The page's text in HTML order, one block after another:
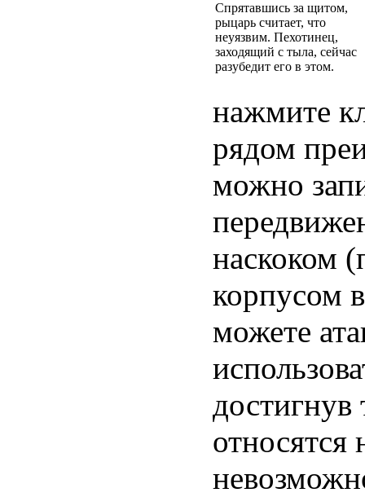
Спрятавшись за щитом,
рыцарь считает, что
неуязвим. Пехотинец,
заходящий с тыла, сейчас
разубедит его в этом.
нажмите
рядом
можно
наскоком
корпусом
можете
относятся